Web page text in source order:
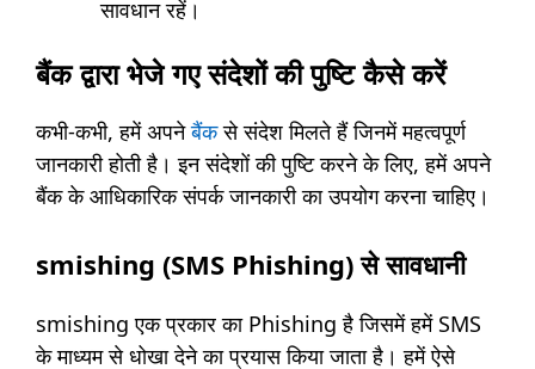
सावधान रहें।
बैंक द्वारा भेजे गए संदेशों की पुष्टि कैसे करें
कभी-कभी, हमें अपनेबैंकसे संदेश मिलते हैं जिनमें महत्वपूर्ण
जानकारी होती है। इन संदेशों की पुष्टि करने के लिए, हमें अपने
बैंक के आधिकारिक संपर्क जानकारी का उपयोग करना चाहिए।
smishing (SMS Phishing) से सावधानी
smishing एक प्रकार का Phishing है जिसमें हमें SMS
के माध्यम से धोखा देने का प्रयास किया जाता है। हमें ऐसे